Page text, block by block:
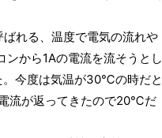
れる、温度で電気の流れや
から1Aの電流を流そうとし
。今度は気温が30℃の時だと
流が返ってきたので20℃だ